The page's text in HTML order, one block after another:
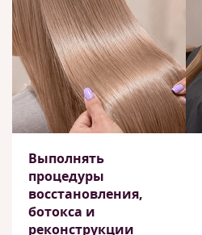
Выполнять
процедуры
восстановления,
ботокса и
реконструкции